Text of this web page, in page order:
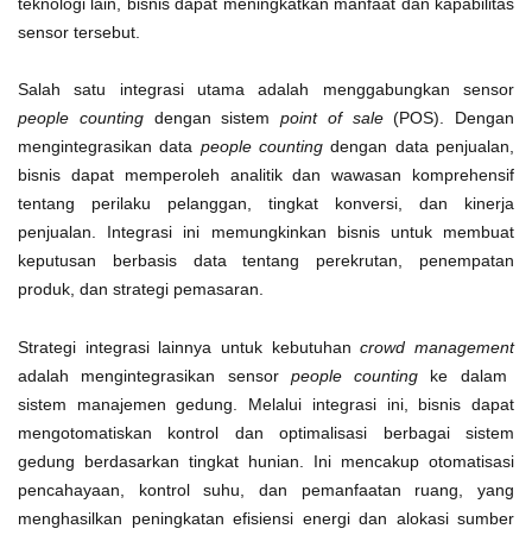
sensor tersebut.
Salah satu integrasi utama adalah menggabungkan sensor
people countingdengan sistem point of sale(POS). Dengan
mengintegrasikan data people counting dengan data penjualan,
bisnis dapat memperoleh analitik dan wawasan komprehensif
tentang perilaku pelanggan, tingkat konversi, dan kinerja
penjualan. Integrasi ini memungkinkan bisnis untuk membuat
keputusan berbasis data tentang perekrutan, penempatan
produk, dan strategi pemasaran.
Strategi integrasi lainnya untuk kebutuhancrowd management
adalah mengintegrasikan sensor people counting ke dalam
sistem manajemen gedung. Melalui integrasi ini, bisnis dapat
mengotomatiskan kontrol dan optimalisasi berbagai sistem
gedung berdasarkan tingkat hunian. Ini mencakup otomatisasi
pencahayaan, kontrol suhu, dan pemanfaatan ruang, yang
menghasilkan peningkatan efisiensi energi dan alokasi sumber